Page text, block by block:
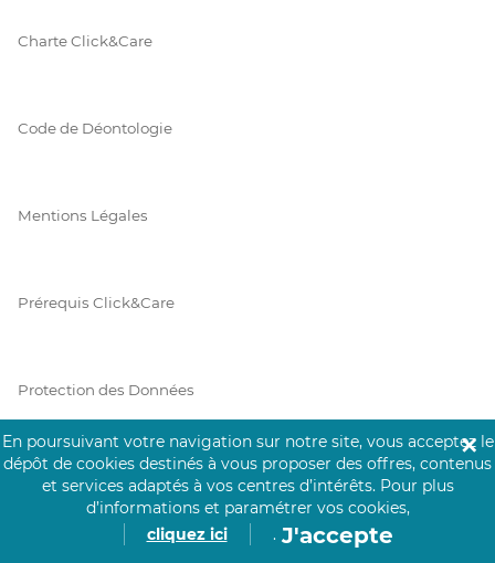
Charte Click&Care
Code de Déontologie
Mentions Légales
Prérequis Click&Care
Protection des Données
Vie Privée
En poursuivant votre navigation sur notre site, vous acceptez le
dépôt de cookies destinés à vous proposer des offres, contenus
et services adaptés à vos centres d’intérêts. Pour plus
d’informations et paramétrer vos cookies,
cliquez ici
. J'accepte
✕